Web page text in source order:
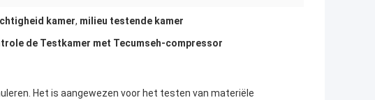
kamer, milieu testende kamer
de Testkamer met Tecumseh-compressor
Het is aangewezen voor het testen van materiële